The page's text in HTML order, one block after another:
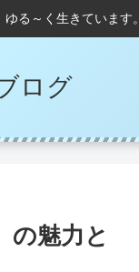
る～く生きています。
ログ
の魅力と